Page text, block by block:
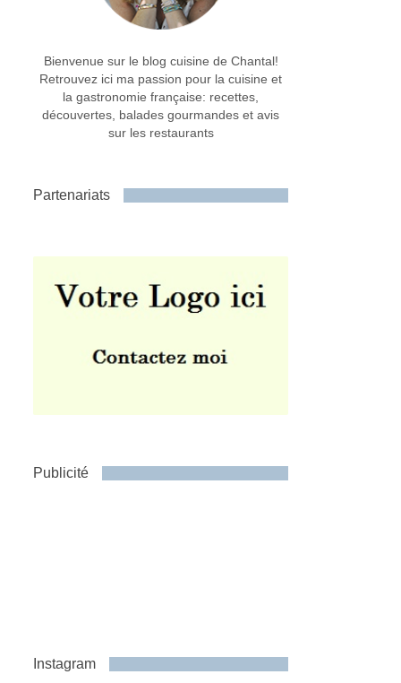
Bienvenue sur le blog cuisine de Chantal!
Retrouvez ici ma passion pour la cuisine et
la gastronomie française: recettes,
découvertes, balades gourmandes et avis
sur les restaurants
Partenariats
Publicité
Instagram